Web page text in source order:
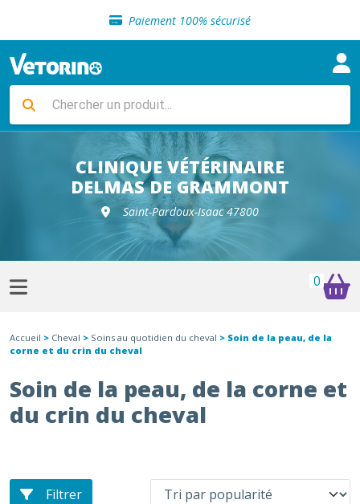
Paiement 100% sécurisé
Livraison gratuite en clinique vétérinaire
Sélection de croquettes vétérinaire
Livraison gratuite en clinique vétérinaire
Retour gratuit en clinique
Sélection de croquettes vétérinaire
CLINIQUE VÉTÉRINAIRE
DELMAS DE GRAMMONT
Saint-Pardoux-Isaac 47800
0
Accueil > Cheval > Soins au quotidien du cheval > Soin de la peau, de la
corne et du crin du cheval
Soin de la peau, de la corne et
du crin du cheval
Filtrer